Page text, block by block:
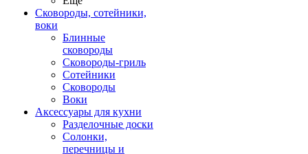
Сковороды, сотейники,
воки
Блинные
сковороды
Сковороды-гриль
Сотейники
Сковороды
Воки
Аксессуары для кухни
Разделочные доски
Солонки,
перечницы и